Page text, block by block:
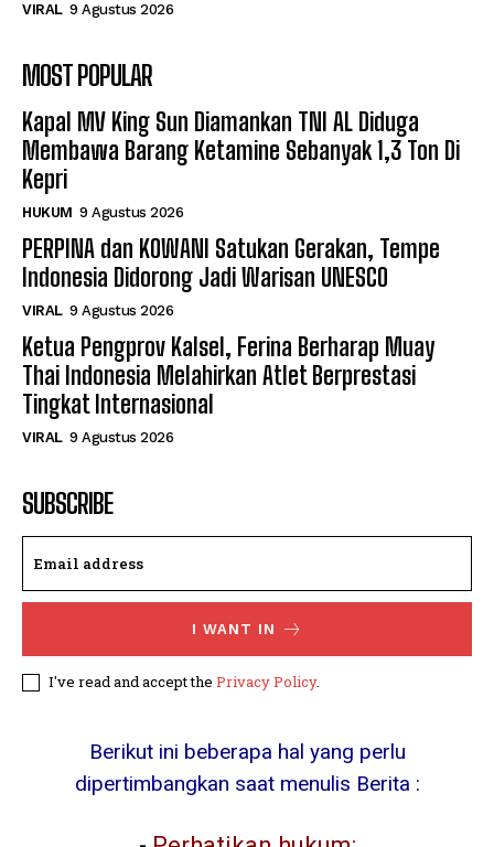
VIRAL 9 Agustus 2026
MOST POPULAR
Kapal MV King Sun Diamankan TNI AL Diduga
Membawa Barang Ketamine Sebanyak 1,3 Ton Di
Kepri
HUKUM 9 Agustus 2026
PERPINA dan KOWANI Satukan Gerakan, Tempe
Indonesia Didorong Jadi Warisan UNESCO
VIRAL 9 Agustus 2026
Ketua Pengprov Kalsel, Ferina Berharap Muay
Thai Indonesia Melahirkan Atlet Berprestasi
Tingkat Internasional
VIRAL 9 Agustus 2026
SUBSCRIBE
I WANT IN
I've read and accept the Privacy Policy.
Berikut ini beberapa hal yang perlu
dipertimbangkan saat menulis Berita :